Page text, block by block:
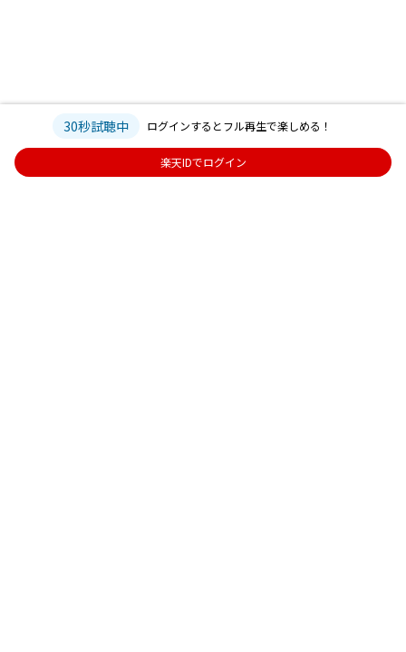
30秒試聴中 ログインするとフル再生で楽しめる！
楽天IDでログイン